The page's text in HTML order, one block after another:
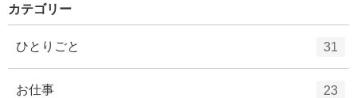
カテゴリー
ひとりごと 31
お仕事エ
23
件